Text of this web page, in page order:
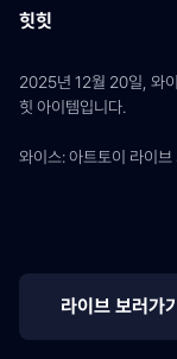
힛힛
2025년 12월 20일, 와
힛 아이템입니다.
와이스: 아트토이 라이
라이브 보러가